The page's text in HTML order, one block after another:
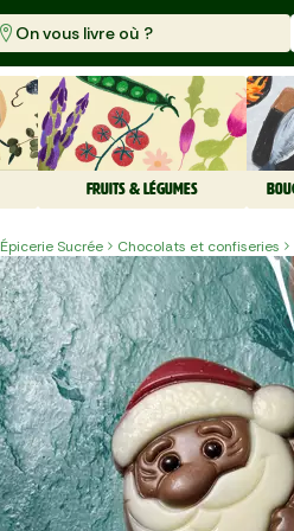
On vous livre où ?
FRUITS & LÉGUMES
Épicerie Sucrée Chocolats et confiseries